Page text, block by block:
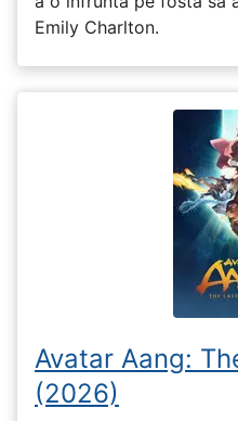
Emily Charlton.
Avatar Aang:
(2026)